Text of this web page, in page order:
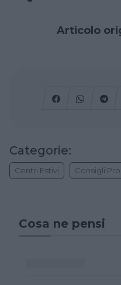
Articolo
Categorie:
Centri Estivi Consigli
Cosa ne pensi